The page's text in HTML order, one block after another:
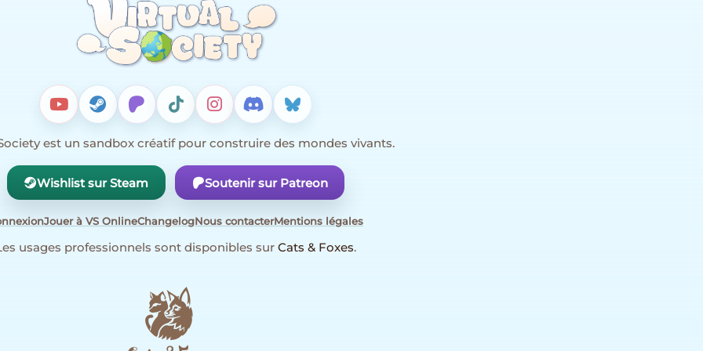
est un sandbox créatif pour construire des mondes vivants.
Wishlist sur Steam Soutenir sur Patreon
Jouer à VS OnlineChangelogNous contacterMentions légales
usages professionnels sont disponibles sur Cats & Foxes.